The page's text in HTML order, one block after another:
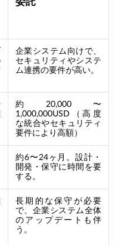
企業システム向けで、
セキュリティやシステ
ム連携の要件が高い。
約20,000〜
1,000,000USD（高度
な統合やセキュリティ
要件により高額）
約6〜24ヶ月。設計・
開発・保守に時間を要
する。
長期的な保守が必要
で、企業システム全体
のアップデートも伴
う。